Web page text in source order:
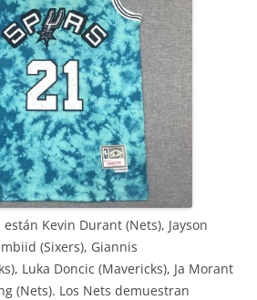
Kevin Durant (Nets), Jayson
(Sixers), Giannis
Luka Doncic (Mavericks), Ja Morant
(Nets). Los Nets demuestran